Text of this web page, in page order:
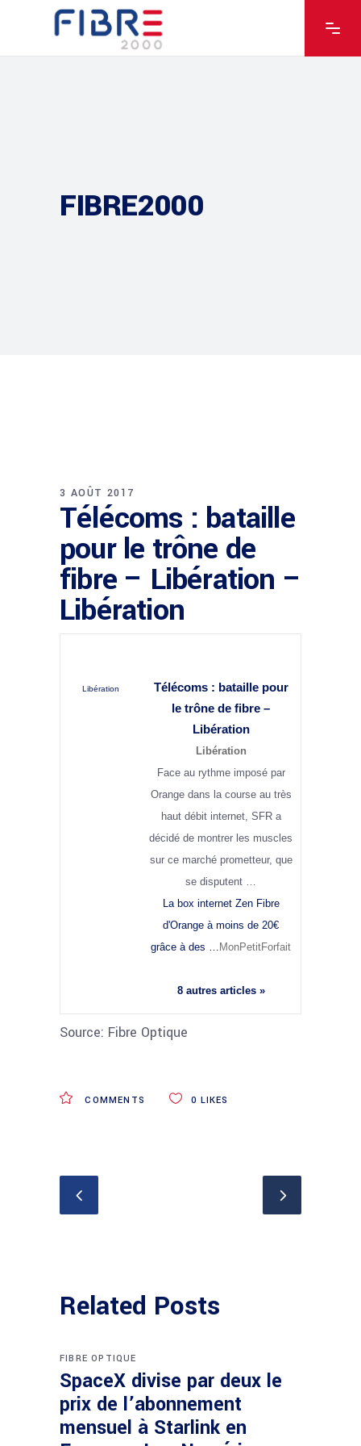
FIBRE2000
3 AOÛT 2017
Télécoms : bataille
pour le trône de
fibre – Libération –
Libération
Libération
Télécoms : bataille pour
le trône de fibre –
Libération
Libération
Face au rythme imposé par
Orange dans la course au très
haut débit internet, SFR a
décidé de montrer les muscles
sur ce marché prometteur, que
se disputent …
La box internet Zen Fibre
d'Orange à moins de 20€
grâce à des … MonPetitForfait
8 autres articles »
Source: Fibre Optique
COMMENTS 0 LIKES
Related Posts
FIBRE OPTIQUE
SpaceX divise par deux le
prix de l’abonnement
mensuel à Starlink en